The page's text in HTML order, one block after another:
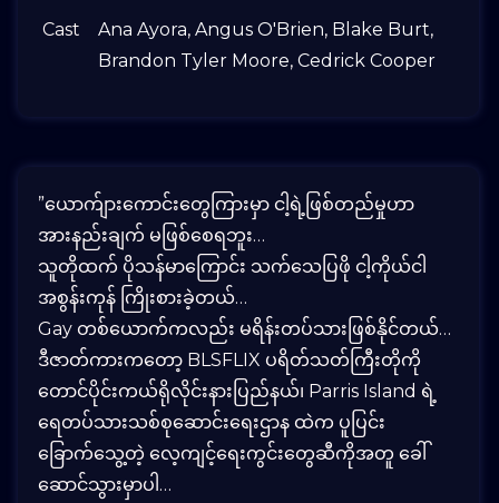
Cast
Ana Ayora, Angus O'Brien, Blake Burt,
Brandon Tyler Moore, Cedrick Cooper
​”ယောက်ျားကောင်းတွေကြားမှာ ငါ့ရဲ့ဖြစ်တည်မှုဟာ
အားနည်းချက် မဖြစ်စေရဘူး…
သူတိုထက် ပိုသန်မာကြောင်း သက်သေပြဖို ငါ့ကိုယ်ငါ
အစွန်းကုန် ကြိုးစားခဲ့တယ်…
Gay တစ်ယောက်ကလည်း မရိန်းတပ်သားဖြစ်နိုင်တယ်…
​ဒီဇာတ်ကားကတော့ BLSFLIX ပရိတ်သတ်ကြီးတိုကို
တောင်ပိုင်းကယ်ရိုလိုင်းနားပြည်နယ်၊ Parris Island ရဲ့
ရေတပ်သားသစ်စုဆောင်းရေးဌာန ထဲက ပူပြင်း
ခြောက်သွေ့တဲ့ လေ့ကျင့်ရေးကွင်းတွေဆီကိုအတူ ခေါ်
ဆောင်သွားမှာပါ…